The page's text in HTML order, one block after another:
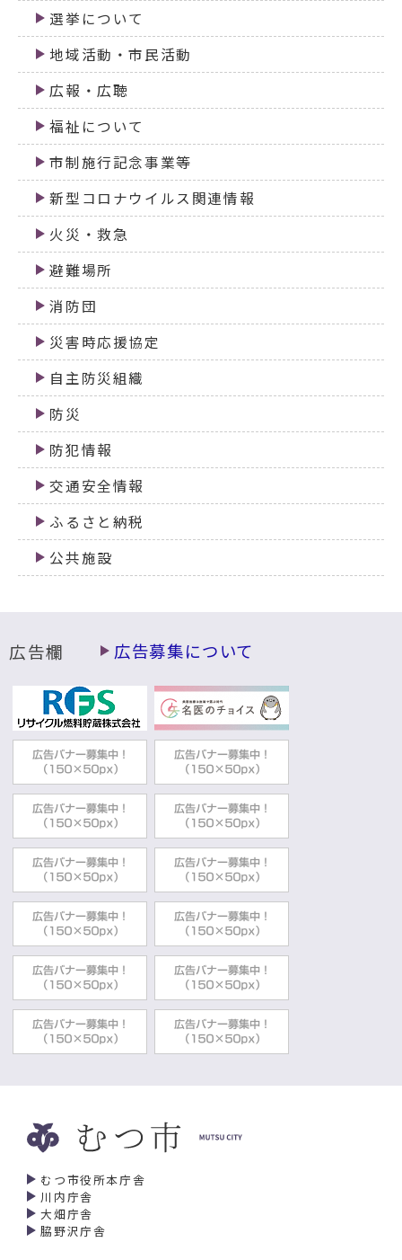
選挙について
地域活動・市民活動
広報・広聴
福祉について
市制施行記念事業等
新型コロナウイルス関連情報
火災・救急
避難場所
消防団
災害時応援協定
自主防災組織
防災
防犯情報
交通安全情報
ふるさと納税
公共施設
広告欄 広告募集について
むつ市役所本庁舎
川内庁舎
大畑庁舎
脇野沢庁舎